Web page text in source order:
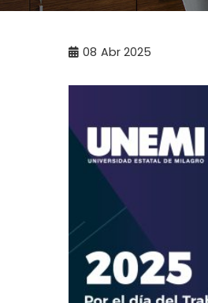
08 Abr 2025